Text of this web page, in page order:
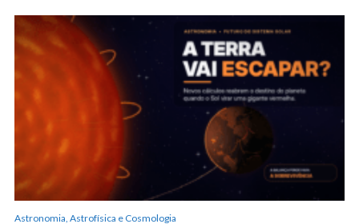
Astronomia, Astrofísica e Cosmologia